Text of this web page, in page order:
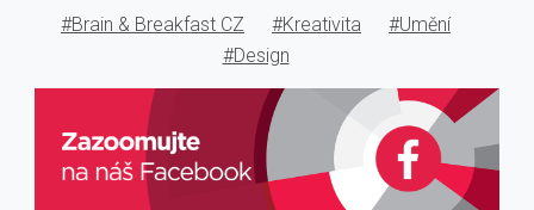
#Brain & Breakfast CZ #Kreativita
#Umění
#Design